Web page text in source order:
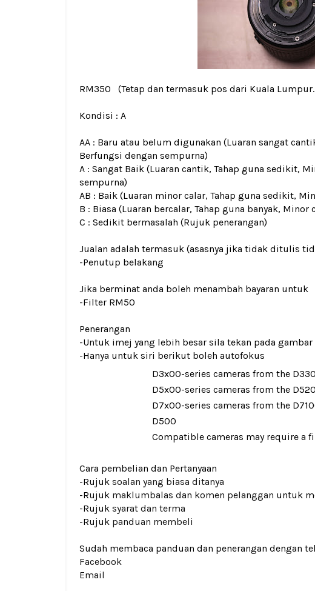
RM350 (Tetap dan termasuk pos dari Kuala
Kondisi : A
AA : Baru atau belum digunakan (Luaran sangat
Berfungsi dengan sempurna)
A : Sangat Baik (Luaran cantik, Tahap guna sedikit,
sempurna)
AB : Baik (Luaran minor calar, Tahap guna sedikit,
B : Biasa (Luaran bercalar, Tahap guna banyak,
C : Sedikit bermasalah (Rujuk penerangan)
Jualan adalah termasuk (asasnya jika tidak ditulis
-Penutup belakang
Jika berminat anda boleh menambah bayaran untuk
-Filter RM50
Penerangan
-Untuk imej yang lebih besar sila tekan pada
-Hanya untuk siri berikut boleh autofokus
D3x00-series cameras from the
D5x00-series cameras from the
D7x00-series cameras from the
D500
Compatible cameras may require a
Cara pembelian dan Pertanyaan
-Rujuk soalan yang biasa ditanya
-Rujuk maklumbalas dan komen pelanggan untuk
-Rujuk syarat dan terma
-Rujuk panduan membeli
Sudah membaca panduan dan penerangan dengan
Facebook
Email